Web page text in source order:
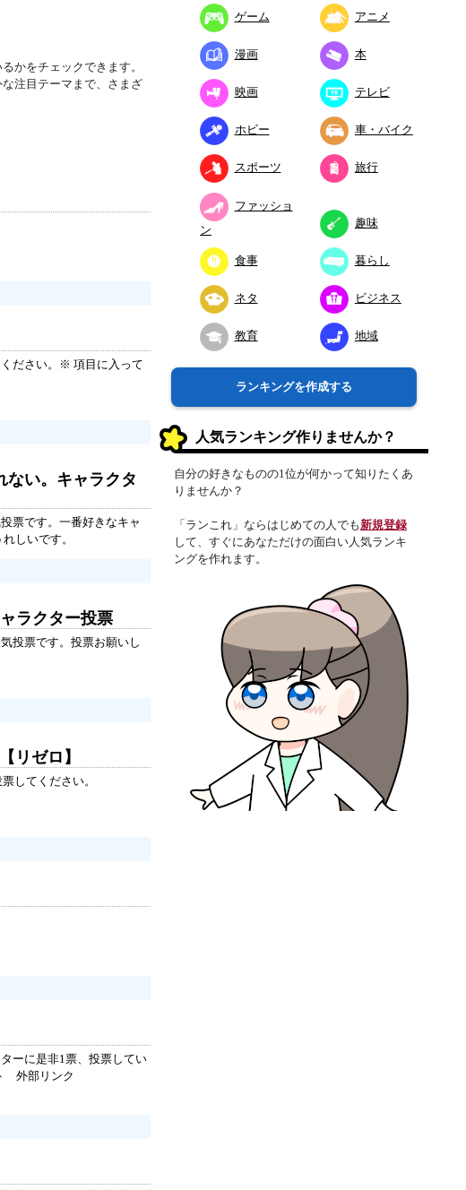
かをチェックできます。
注目テーマまで、さまざ
ださい。※ 項目に入って
ない。キャラクタ
票です。一番好きなキャ
しいです。
ラクター投票
投票です。投票お願いし
リゼロ】
してください。
ーに是非1票、投票してい
外部リンク
ゲーム アニメ
漫画 本
映画 テレビ
ホビー 車・バイク
スポーツ 旅行
ファッショ
ン
趣味
食事 暮らし
ネタ ビジネス
教育 地域
ランキングを作成する
人気ランキング作りませんか？
自分の好きなものの1位が何かって知りたくあ
りませんか？
「ランこれ」ならはじめての人でも新規登録
して、すぐにあなただけの面白い人気ランキ
ングを作れます。